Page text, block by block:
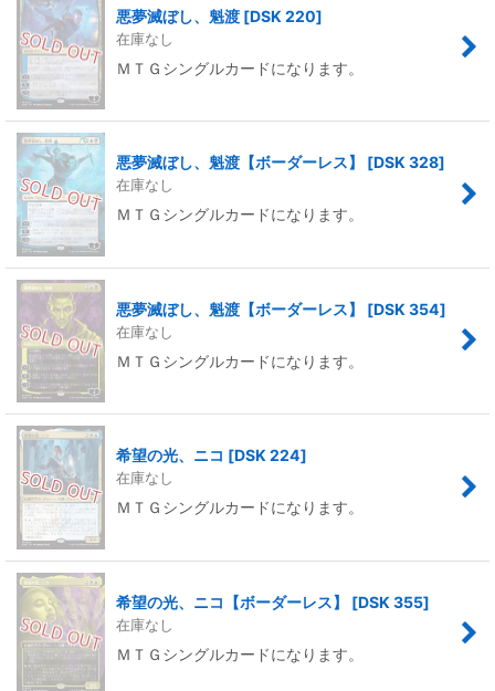
悪夢滅ぼし、魁渡 [DSK 220]
在庫なし
ＭＴＧシングルカードになります。
悪夢滅ぼし、魁渡【ボーダーレス】 [DSK 328]
在庫なし
ＭＴＧシングルカードになります。
悪夢滅ぼし、魁渡【ボーダーレス】 [DSK 354]
在庫なし
ＭＴＧシングルカードになります。
希望の光、ニコ [DSK 224]
在庫なし
ＭＴＧシングルカードになります。
希望の光、ニコ【ボーダーレス】 [DSK 355]
在庫なし
ＭＴＧシングルカードになります。